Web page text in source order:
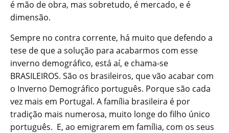
é mão de obra, mas sobretudo, é mercado, e é
dimensão.
Sempre no contra corrente, há muito que defendo a
tese de que a solução para acabarmos com esse
inverno demográfico, está aí, e chama-se
BRASILEIROS. São os brasileiros, que vão acabar com
o Inverno Demográfico português. Porque são cada
vez mais em Portugal. A família brasileira é por
tradição mais numerosa, muito longe do filho único
português. E, ao emigrarem em família, com os seus